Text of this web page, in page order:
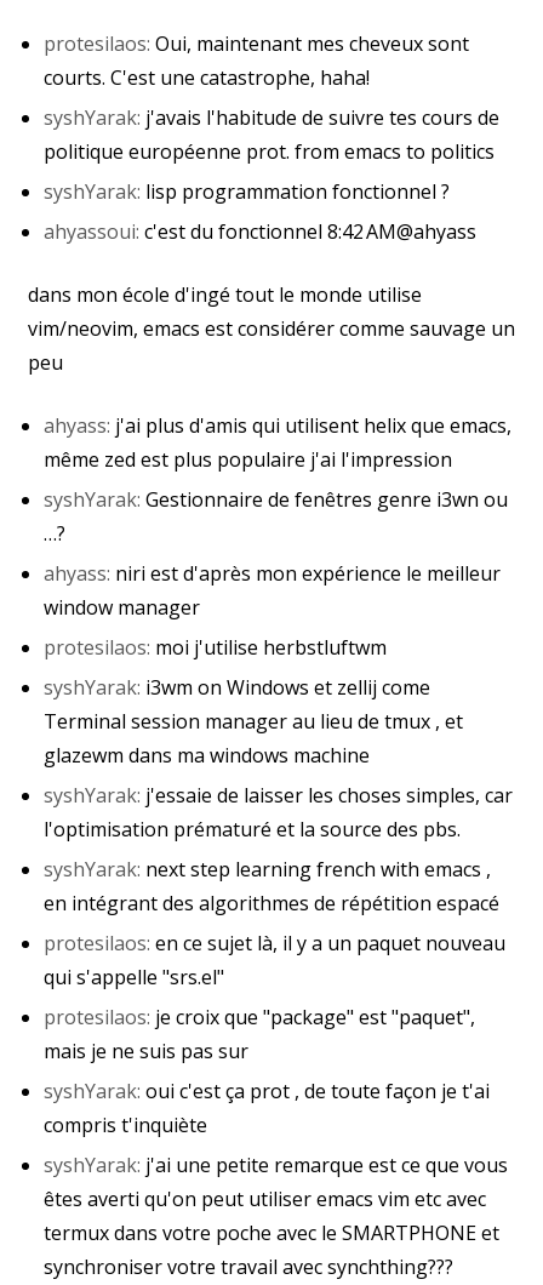
protesilaos: ​ ​Oui, maintenant mes cheveux sont
courts. C'est une catastrophe, haha!
syshYarak: ​ ​j'avais l'habitude de suivre tes cours de
politique européenne prot. from emacs to politics
syshYarak: ​ ​lisp programmation fonctionnel ?
ahyass​​oui: c'est du fonctionnel 8:42 AM@ahyass​
​dans mon école d'ingé tout le monde utilise
vim/neovim, emacs est considérer comme sauvage un
peu
ahyass: ​ ​j'ai plus d'amis qui utilisent helix que emacs,
même zed est plus populaire j'ai l'impression
syshYarak: ​ Gestionnaire de fenêtres genre i3wn ou
…?
ahyass: ​ ​niri est d'après mon expérience le meilleur
window manager
protesilaos: ​ ​moi j'utilise herbstluftwm
syshYarak: ​ ​i3wm on Windows et zellij come
Terminal session manager au lieu de tmux , et
glazewm dans ma windows machine
syshYarak: ​ ​j'essaie de laisser les choses simples, car
l'optimisation prématuré et la source des pbs.
syshYarak: ​ ​next step learning french with emacs ,
en intégrant des algorithmes de répétition espacé
protesilaos: ​ ​en ce sujet là, il y a un paquet nouveau
qui s'appelle "srs.el"
protesilaos: ​ ​je croix que "package" est "paquet",
mais je ne suis pas sur
syshYarak: ​ ​oui c'est ça prot , de toute façon je t'ai
compris t'inquiète
syshYarak: ​ ​j'ai une petite remarque est ce que vous
êtes averti qu'on peut utiliser emacs vim etc avec
termux dans votre poche avec le SMARTPHONE et
synchroniser votre travail avec synchthing???